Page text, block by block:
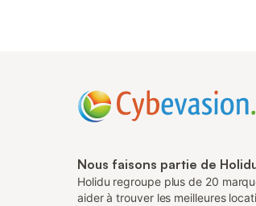
Nous faisons partie de
Holidu regroupe plus de 20
aider à trouver les meilleures